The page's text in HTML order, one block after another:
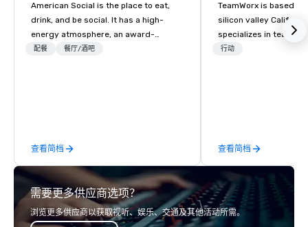
American Social is the place to eat,
drink, and be social. It has a high-
energy atmosphere, an award-
winning menu, live entertainment,
a good time.
配餐 餐厅/酒吧
查看简档
TeamWorx is based
silicon valley
specializes in team
tech companies and
Robot Racing! We
large groups
States: Robot Build
300 people, Robot
up to 500 people,
200 people, and
行动
查看简档
需要更多供应商选项？
浏览更多供应商以获取视听、娱乐、交通及其他活动所需。